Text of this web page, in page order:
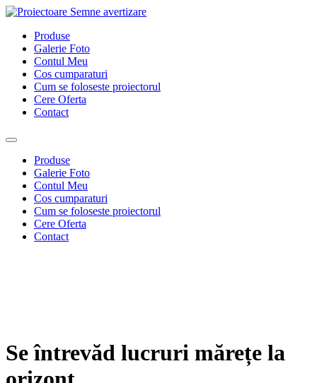
Sari
conținutProduse
Galerie Foto
Contul Meu
Cos cumparaturi
Cum se foloseste proiectorul
Cere Oferta
Contact
Produse
Galerie Foto
Contul Meu
Cos cumparaturi
Cum se foloseste proiectorul
Cere Oferta
Contact
Se întrevăd lucruri mărețe la